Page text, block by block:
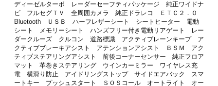
ディーゼルターボ レーダーセーフティパッケージ 純正ワイドナ
ビ フルセグＴＶ 全周囲カメラ 純正ドラレコ ＥＴＣ２．０
Bluetooth ＵＳＢ ハーフレザーシート シートヒーター 電動
シート メモリーシート ハンズフリー付き電動リアゲート レー
ダークルーズ クルコン 道路標識 アクティブレーンキープ ア
クティブブレーキアシスト アテンションアシスト ＢＳＭ アク
ティブステアリングアシスト 前後コーナーセンサー 純正フロア
マット 革巻きステアリング ウインカーミラー ワイヤレス充
電 横滑り防止 アイドリングストップ サイドエアバック スマ
ートキー プッシュスタート ＳＯＳコール オートライト オー